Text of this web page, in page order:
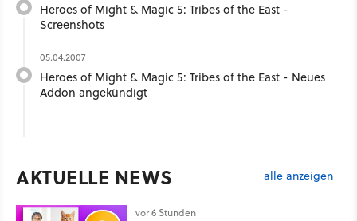
Heroes of Might & Magic 5: Tribes of the East -
Screenshots
05.04.2007
Heroes of Might & Magic 5: Tribes of the East - Neues
Addon angekündigt
AKTUELLE NEWS alle anzeigen
vor 6 Stunden